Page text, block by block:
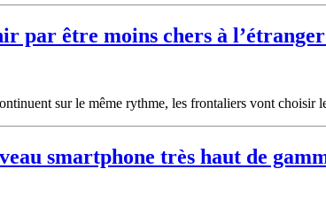
par être moins chers à
sur le même rythme, les frontaliers vont choisir
smartphone très haut de